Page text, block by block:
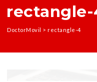
DoctorMovil > rectangle-4